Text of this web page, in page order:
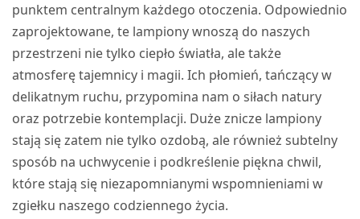
punktem centralnym każdego otoczenia. Odpowiednio
zaprojektowane, te lampiony wnoszą do naszych
przestrzeni nie tylko ciepło światła, ale także
atmosferę tajemnicy i magii. Ich płomień, tańczący w
delikatnym ruchu, przypomina nam o siłach natury
oraz potrzebie kontemplacji. Duże znicze lampiony
stają się zatem nie tylko ozdobą, ale również subtelny
sposób na uchwycenie i podkreślenie piękna chwil,
które stają się niezapomnianymi wspomnieniami w
zgiełku naszego codziennego życia.